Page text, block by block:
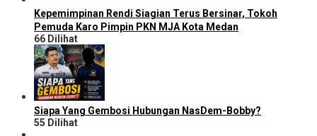
Kepemimpinan Rendi Siagian Terus Bersinar, Tokoh
Pemuda Karo Pimpin PKN MJA Kota Medan
66 Dilihat
Siapa Yang Gembosi Hubungan NasDem-Bobby?
55 Dilihat